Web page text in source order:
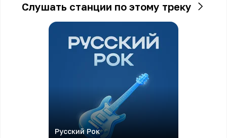
Слушать станции по этому треку
Русский Рок